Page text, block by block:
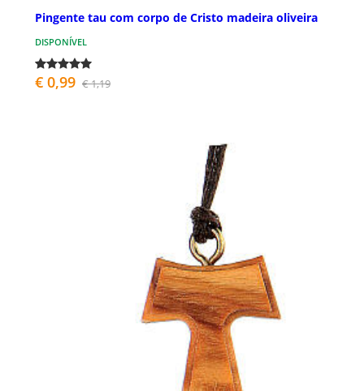
Pingente tau com corpo de Cristo madeira oliveira
DISPONÍVEL
€ 0,99 € 1,19